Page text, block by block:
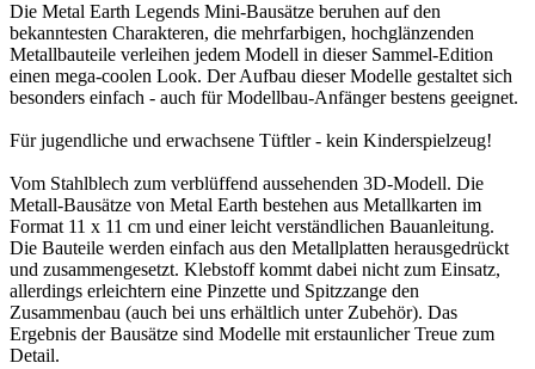
Die Metal Earth Legends Mini-Bausätze beruhen auf den
bekanntesten Charakteren, die mehrfarbigen, hochglänzenden
Metallbauteile verleihen jedem Modell in dieser Sammel-Edition
einen mega-coolen Look. Der Aufbau dieser Modelle gestaltet sich
besonders einfach - auch für Modellbau-Anfänger bestens geeignet.
Für jugendliche und erwachsene Tüftler - kein Kinderspielzeug!
Vom Stahlblech zum verblüffend aussehenden 3D-Modell. Die
Metall-Bausätze von Metal Earth bestehen aus Metallkarten im
Format 11 x 11 cm und einer leicht verständlichen Bauanleitung.
Die Bauteile werden einfach aus den Metallplatten herausgedrückt
und zusammengesetzt. Klebstoff kommt dabei nicht zum Einsatz,
allerdings erleichtern eine Pinzette und Spitzzange den
Zusammenbau (auch bei uns erhältlich unter Zubehör). Das
Ergebnis der Bausätze sind Modelle mit erstaunlicher Treue zum
Detail.